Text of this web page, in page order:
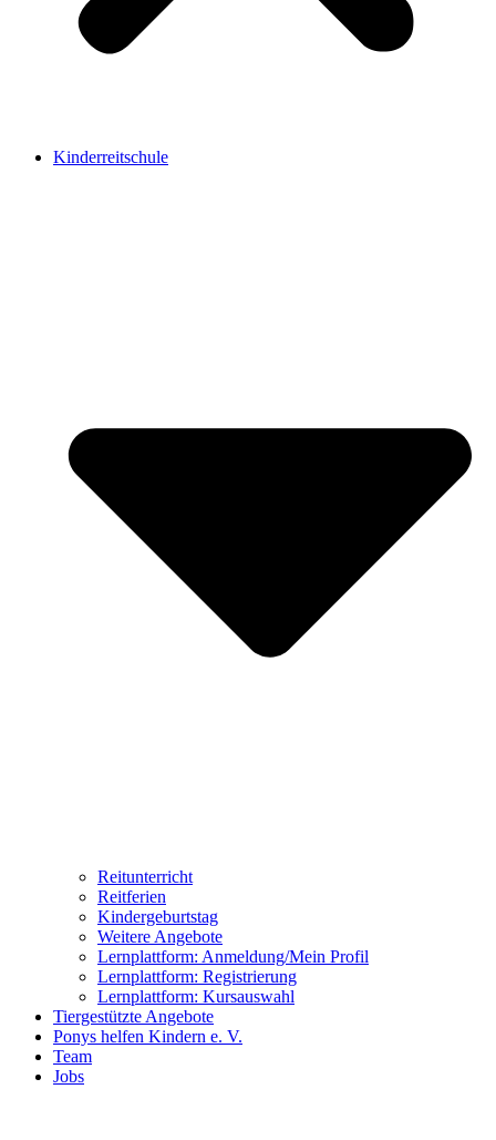
Kinderreitschule
Reitunterricht
Reitferien
Kindergeburtstag
Weitere Angebote
Lernplattform: Anmeldung/Mein Profil
Lernplattform: Registrierung
Lernplattform: Kursauswahl
Tiergestützte Angebote
Ponys helfen Kindern e. V.
Team
Jobs